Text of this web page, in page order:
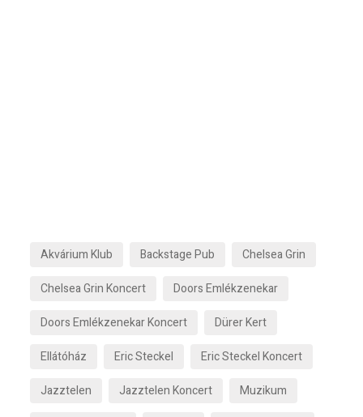
Akvárium Klub Backstage Pub
Chelsea Grin
Chelsea Grin Koncert
Doors Emlékzenekar
Doors Emlékzenekar Koncert
Dürer Kert
Ellátóház
Eric Steckel
Eric Steckel Koncert
Jazztelen
Jazztelen Koncert
Muzikum